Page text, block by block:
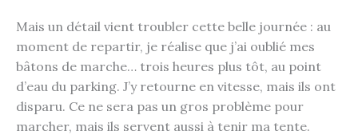
Mais un détail vient troubler cette belle journée : au
moment de repartir, je réalise que j’ai oublié mes
bâtons de marche… trois heures plus tôt, au point
d’eau du parking. J’y retourne en vitesse, mais ils ont
disparu. Ce ne sera pas un gros problème pour
marcher, mais ils servent aussi à tenir ma tente.